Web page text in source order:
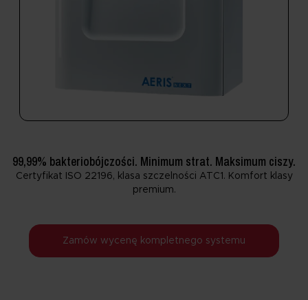
99,99% bakteriobójczości. Minimum strat. Maksimum ciszy.
Certyfikat ISO 22196, klasa szczelności ATC1. Komfort klasy
premium.
Zamów wycenę kompletnego systemu